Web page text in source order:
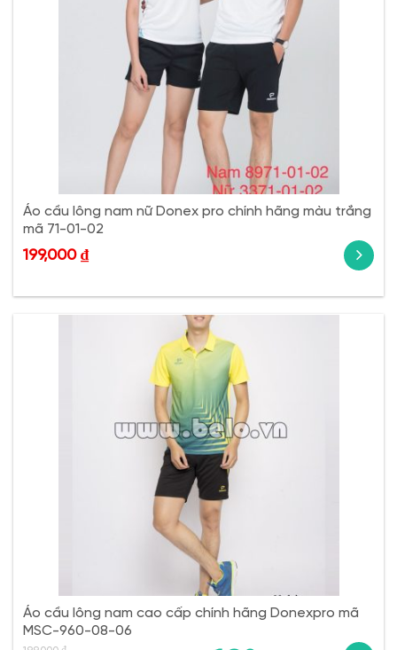
Áo cầu lông nam nữ Donex pro chính hãng màu trắng
mã 71-01-02
199,000 ₫
Áo cầu lông nam cao cấp chính hãng Donexpro mã
MSC-960-08-06